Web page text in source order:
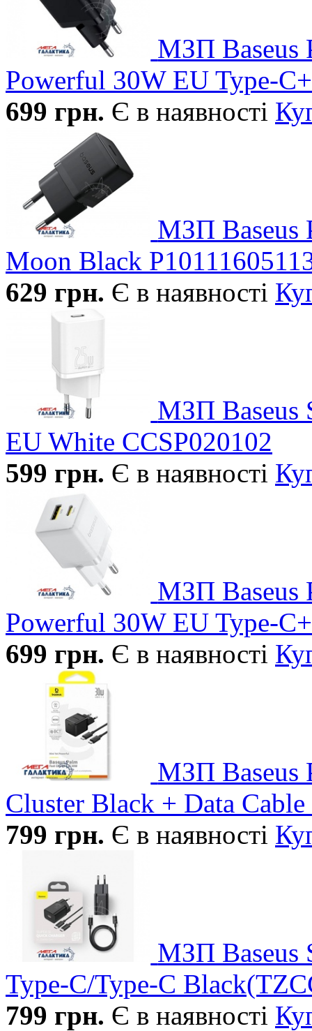
МЗП Baseus
Powerful 30W EU Type-
699 грн. Є в наявності
МЗП Baseus
Moon Black
629 грн. Є в наявності
МЗП Baseus
EU White CCSP020102
599 грн. Є в наявності
МЗП Baseus
Powerful 30W EU Type-
699 грн. Є в наявності
МЗП Baseus
Cluster Black + Data
799 грн. Є в наявності
МЗП Baseus
Type-C/Type-C
799 грн. Є в наявності